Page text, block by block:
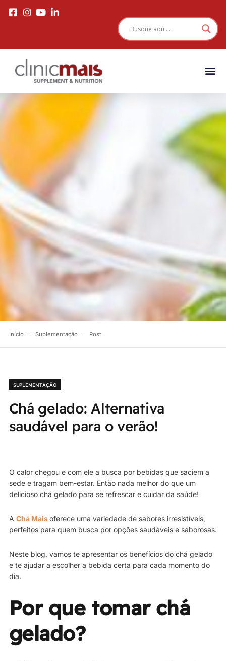
Início Suplementação Post
SUPLEMENTAÇÃO
Chá gelado: Alternativa
saudável para o verão!
O calor chegou e com ele a busca por bebidas que saciem a
sede e tragam bem-estar. Então nada melhor do que um
delicioso chá gelado para se refrescar e cuidar da saúde!
A Chá Mais oferece uma variedade de sabores irresistíveis,
perfeitos para quem busca por opções saudáveis e saborosas.
Neste blog, vamos te apresentar os benefícios do chá gelado
e te ajudar a escolher a bebida certa para cada momento do
dia.
Por que tomar chá
gelado?